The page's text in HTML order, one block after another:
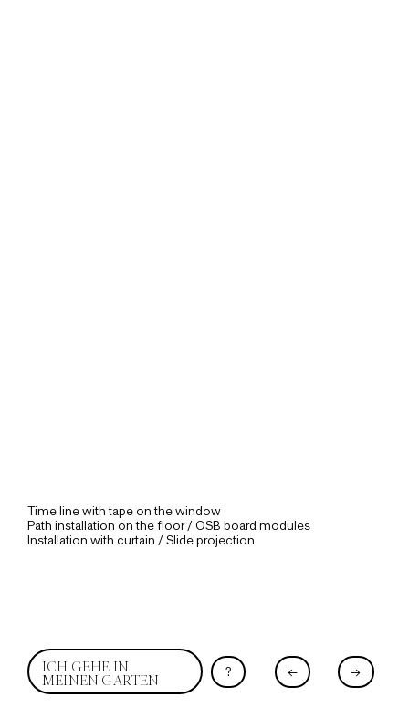
ICH GEHE IN
MEINEN GARTEN
? ← →
Time line with tape on the window
Path installation on the floor / OSB board modules
Installation with curtain / Slide projection